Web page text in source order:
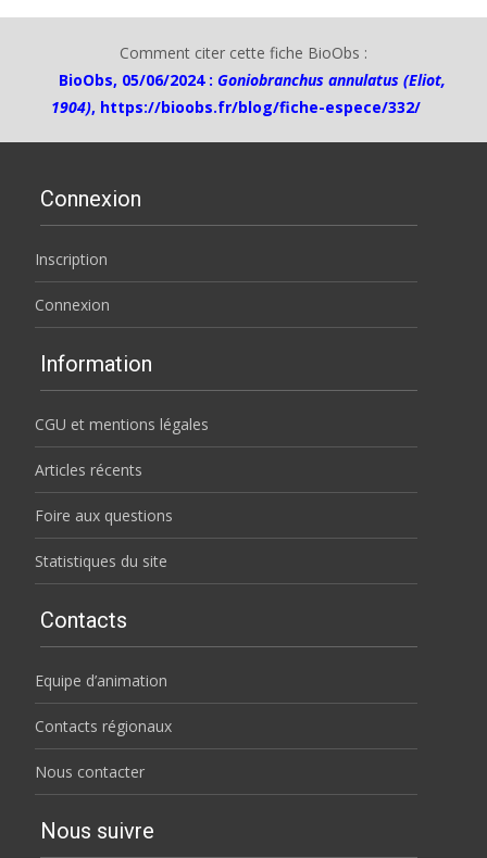
Comment citer cette fiche BioObs :
BioObs, 05/06/2024 : Goniobranchus annulatus (Eliot,
1904), https://bioobs.fr/blog/fiche-espece/332/
Connexion
Inscription
Connexion
Information
CGU et mentions légales
Articles récents
Foire aux questions
Statistiques du site
Contacts
Equipe d’animation
Contacts régionaux
Nous contacter
Nous suivre